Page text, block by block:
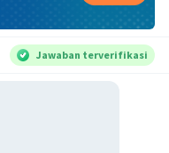
Jawaban terverifikasi